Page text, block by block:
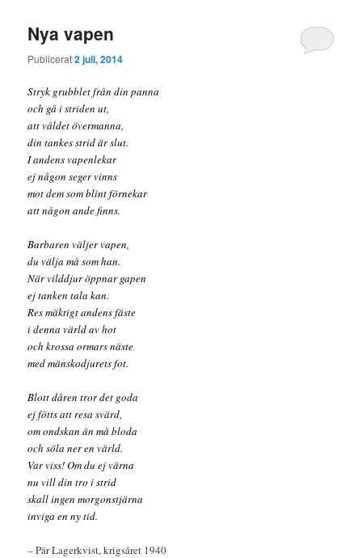
Nya vapen
Publicerat2 juli, 2014
Stryk grubblet från din panna
och gå i striden ut,
att våldet övermanna,
din tankes strid är slut.
I andens vapenlekar
ej någon seger vinns
mot dem som blint förnekar
att någon ande finns.
Barbaren väljer vapen,
du välja må som han.
När vilddjur öppnar gapen
ej tanken tala kan.
Res mäktigt andens fäste
i denna värld av hot
och krossa ormars näste
med mänskodjurets fot.
Blott dåren tror det goda
ej fötts att resa svärd,
om ondskan än må bloda
och söla ner en värld.
Var viss! Om du ej värna
nu vill din tro i strid
skall ingen morgonstjärna
inviga en ny tid.
– Pär Lagerkvist, krigsåret 1940